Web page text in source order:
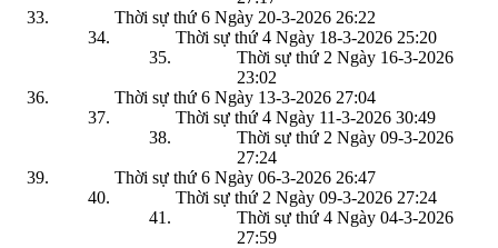
Thời sự thứ 6 Ngày 20-3-2026 26:22
Thời sự thứ 4 Ngày 18-3-2026 25:20
Thời sự thứ 2 Ngày 16-3-2026
23:02
Thời sự thứ 6 Ngày 13-3-2026 27:04
Thời sự thứ 4 Ngày 11-3-2026 30:49
Thời sự thứ 2 Ngày 09-3-2026
27:24
Thời sự thứ 6 Ngày 06-3-2026 26:47
Thời sự thứ 2 Ngày 09-3-2026 27:24
Thời sự thứ 4 Ngày 04-3-2026
27:59